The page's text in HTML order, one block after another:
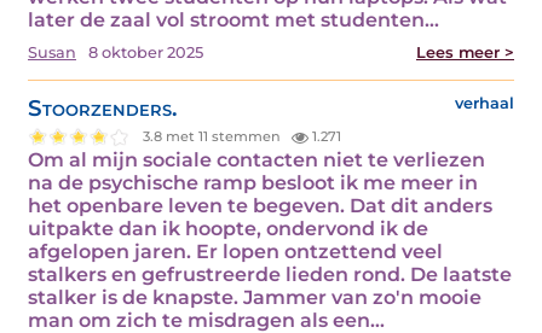
later de zaal vol stroomt met studenten…
Susan 8 oktober 2025 Lees meer >
Stoorzenders. verhaal
3.8 met 11 stemmen 1.271
Om al mijn sociale contacten niet te verliezen
na de psychische ramp besloot ik me meer in
het openbare leven te begeven. Dat dit anders
uitpakte dan ik hoopte, ondervond ik de
afgelopen jaren. Er lopen ontzettend veel
stalkers en gefrustreerde lieden rond. De laatste
stalker is de knapste. Jammer van zo'n mooie
man om zich te misdragen als een…